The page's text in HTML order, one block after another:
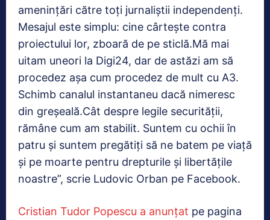
amenințări către toți jurnaliștii independenți.
Mesajul este simplu: cine cârtește contra
proiectului lor, zboară de pe sticlă.Mă mai
uitam uneori la Digi24, dar de astăzi am să
procedez așa cum procedez de mult cu A3.
Schimb canalul instantaneu dacă nimeresc
din greșeală.Cât despre legile securității,
rămâne cum am stabilit. Suntem cu ochii în
patru și suntem pregătiți să ne batem pe viață
și pe moarte pentru drepturile și libertățile
noastre”, scrie Ludovic Orban pe Facebook.
Cristian Tudor Popescu a anunţat pe pagina